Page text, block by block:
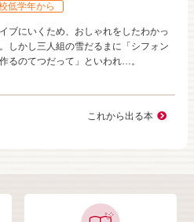
低学年から
ブにいくため、おしゃれをしたわかっ
しかし三人組の雪だるまに「シフォン
るのてつだって」といわれ…。
これから出る本